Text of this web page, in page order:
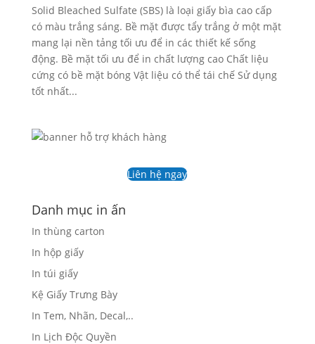
Solid Bleached Sulfate (SBS) là loại giấy bìa cao cấp
có màu trắng sáng. Bề mặt được tẩy trắng ở một mặt
mang lại nền tảng tối ưu để in các thiết kế sống
động. Bề mặt tối ưu để in chất lượng cao Chất liệu
cứng có bề mặt bóng Vật liệu có thể tái chế Sử dụng
tốt nhất...
Liên hệ ngay
Danh mục in ấn
In thùng carton
In hộp giấy
In túi giấy
Kệ Giấy Trưng Bày
In Tem, Nhãn, Decal,..
In Lịch Độc Quyền